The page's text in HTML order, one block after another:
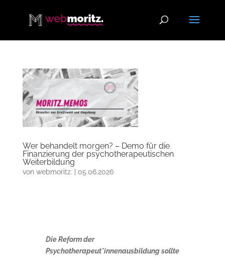
Wer behandelt morgen? – Demo für die
Finanzierung der psychotherapeutischen
Weiterbildung
von webmoritz. 05.06.2026
Die Reform der
Psychotherapeut*innenausbildung sollte